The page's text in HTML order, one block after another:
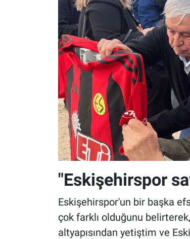
"Eskişehirspor
Eskişehirspor'un bir başka
çok farklı olduğunu
altyapısından yetiştim ve